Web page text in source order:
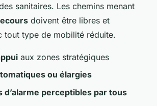
sanitaires. Les chemins menant
doivent être libres et
tout type de mobilité réduite.
aux zones stratégiques
ou élargies
d’alarme perceptibles par tous